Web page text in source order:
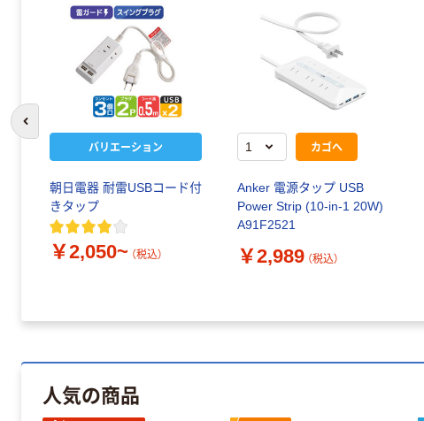
バリエーション
朝日電器 耐雷USBコード付
きタップ
￥2,050~ （税込）
カゴへ
Anker 電源タップ USB
Power Strip (10-in-1 20W)
A91F2521
￥2,989 （税込）
前のスライドへ
人気の商品